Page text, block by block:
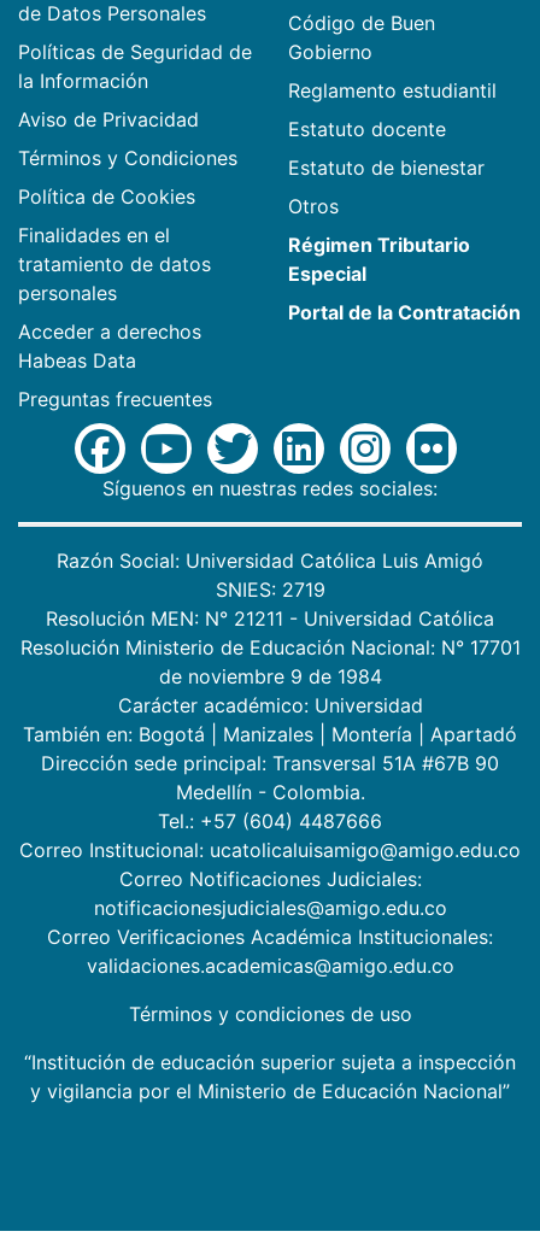
de Datos Personales
Políticas de Seguridad de
la Información
Aviso de Privacidad
Términos y Condiciones
Política de Cookies
Finalidades en el
tratamiento de datos
personales
Acceder a derechos
Habeas Data
Preguntas frecuentes
Código de Buen
Gobierno
Reglamento estudiantil
Estatuto docente
Estatuto de bienestar
Otros
Régimen Tributario
Especial
Portal de la Contratación
Síguenos en nuestras redes sociales:
Razón Social: Universidad Católica Luis Amigó
SNIES: 2719
Resolución MEN: N° 21211 - Universidad Católica
Resolución Ministerio de Educación Nacional: N° 17701
de noviembre 9 de 1984
Carácter académico: Universidad
También en: Bogotá Manizales Montería
Apartadó
Dirección sede principal: Transversal 51A #67B 90
Medellín - Colombia.
Tel.: +57 (604) 4487666
Correo Institucional: ucatolicaluisamigo@amigo.edu.co
Correo Notificaciones Judiciales:
notificacionesjudiciales@amigo.edu.co
Correo Verificaciones Académica Institucionales:
validaciones.academicas@amigo.edu.co
Términos y condiciones de uso
“Institución de educación superior sujeta a inspección
y vigilancia por el Ministerio de Educación Nacional”